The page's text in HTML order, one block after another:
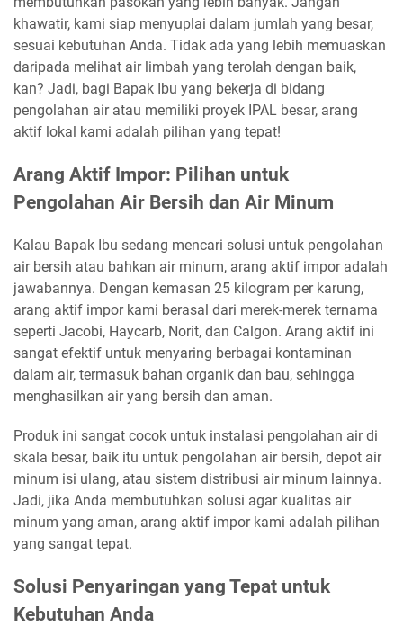
khawatir, kami siap menyuplai dalam jumlah yang besar,
sesuai kebutuhan Anda. Tidak ada yang lebih memuaskan
daripada melihat air limbah yang terolah dengan baik,
kan? Jadi, bagi Bapak Ibu yang bekerja di bidang
pengolahan air atau memiliki proyek IPAL besar, arang
aktif lokal kami adalah pilihan yang tepat!
Arang Aktif Impor: Pilihan untuk
Pengolahan Air Bersih dan Air Minum
Kalau Bapak Ibu sedang mencari solusi untuk pengolahan
air bersih atau bahkan air minum, arang aktif impor adalah
jawabannya. Dengan kemasan 25 kilogram per karung,
arang aktif impor kami berasal dari merek-merek ternama
seperti Jacobi, Haycarb, Norit, dan Calgon. Arang aktif ini
sangat efektif untuk menyaring berbagai kontaminan
dalam air, termasuk bahan organik dan bau, sehingga
menghasilkan air yang bersih dan aman.
Produk ini sangat cocok untuk instalasi pengolahan air di
skala besar, baik itu untuk pengolahan air bersih, depot air
minum isi ulang, atau sistem distribusi air minum lainnya.
Jadi, jika Anda membutuhkan solusi agar kualitas air
minum yang aman, arang aktif impor kami adalah pilihan
yang sangat tepat.
Solusi Penyaringan yang Tepat untuk
Kebutuhan Anda